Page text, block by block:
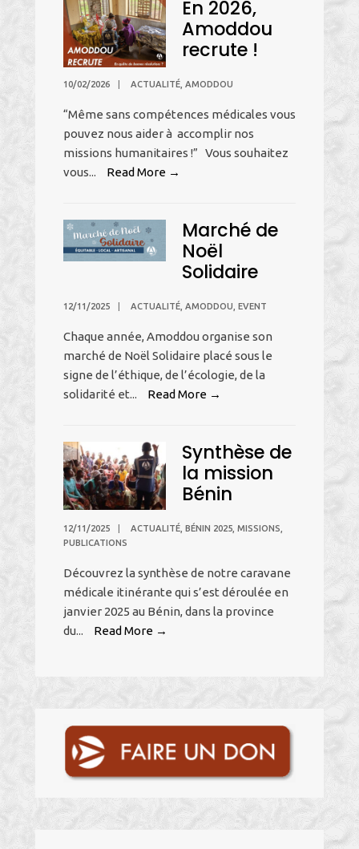
10
ans
!
En 2026,
Amoddou
recrute !
10/02/2026 ACTUALITÉ AMODDOU
“Même sans compétences médicales vous
pouvez nous aider à accomplir nos
missions humanitaires !” Vous souhaitez
vous... Read More →
recrute
Marché de
Noël
Solidaire
12/11/2025 ACTUALITÉ AMODDOU EVENT
Chaque année, Amoddou organise son
marché de Noël Solidaire placé sous le
signe de l’éthique, de l’écologie, de la
solidarité et... Read More →
Solidaire
Synthèse de
la mission
Bénin
12/11/2025 ACTUALITÉ BÉNIN 2025 MISSIONS
PUBLICATIONS
Découvrez la synthèse de notre caravane
médicale itinérante qui s’est déroulée en
janvier 2025 au Bénin, dans la province
du... Read More →
Bénin